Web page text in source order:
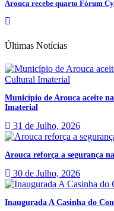
Arouca recebe quarto Fórum
Últimas Notícias
Município de Arouca aceite
Imaterial
31 de Julho, 2026
Arouca reforça a segurança
30 de Julho, 2026
Inaugurada A Casinha do